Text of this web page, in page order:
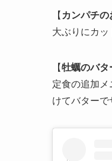
【 カンパチの
大ぶりにカッ
【牡蠣のバタ
定食の追加
けてバターで